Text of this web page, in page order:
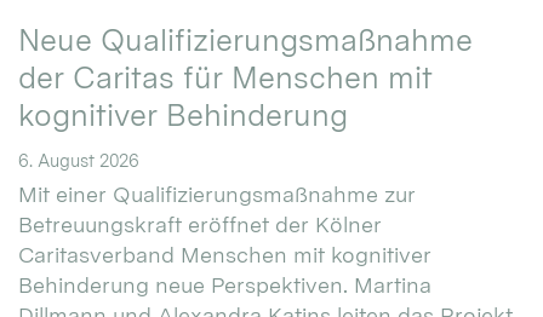
Neue Qualifizierungsmaßnahme
der Caritas für Menschen mit
kognitiver Behinderung
6. August 2026
Mit einer Qualifizierungsmaßnahme zur
Betreuungskraft eröffnet der Kölner
Caritasverband Menschen mit kognitiver
Behinderung neue Perspektiven. Martina